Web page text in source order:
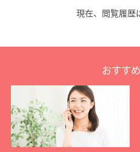
現在、閲覧履歴
おすす